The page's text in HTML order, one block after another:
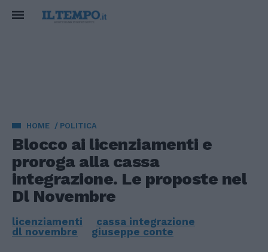
HOME POLITICA
Blocco ai licenziamenti e
proroga alla cassa
integrazione. Le proposte nel
Dl Novembre
licenziamenti
cassa integrazione
dl novembre
giuseppe conte